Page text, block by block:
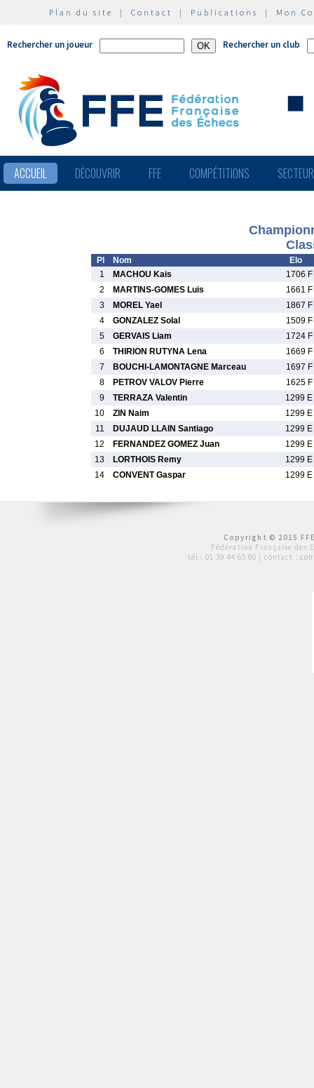
Plan du site | Contact | Publications | Mon
Rechercher un joueur Rechercher un club
ACCUEIL DÉCOUVRIR FFE COMPÉTITIONS
Pl Nom
Elo
1
MACHOU Kais
1706 F
2
MARTINS-GOMES Luis
1661 F
3
MOREL Yael
1867 F
4
GONZALEZ Solal
1509 F
5
GERVAIS Liam
1724 F
6
THIRION RUTYNA Lena
1669 F
7
BOUCHI-LAMONTAGNE Marceau
1697 F
8
PETROV VALOV Pierre
1625 F
9
TERRAZA Valentin
1299 E
10
ZIN Naim
1299 E
11
DUJAUD LLAIN Santiago
1299 E
12
FERNANDEZ GOMEZ Juan
1299 E
13
LORTHOIS Remy
1299 E
14
CONVENT Gaspar 1299 E
Copyright © 2015
Fédération Française des
tél : 01 39 44 65 80 | contact :